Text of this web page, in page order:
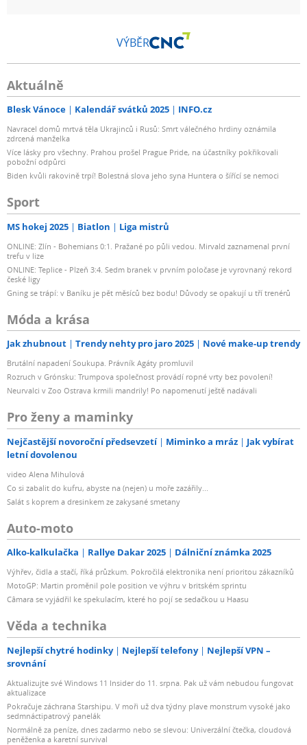
VÝBĚR
Aktuálně
Blesk Vánoce Kalendář svátků 2025 INFO.cz
Navracel domů mrtvá těla Ukrajinců i Rusů: Smrt válečného hrdiny oznámila
zdrcená manželka
Více lásky pro všechny. Prahou prošel Prague Pride, na účastníky pokřikovali
pobožní odpůrci
Biden kvůli rakovině trpí! Bolestná slova jeho syna Huntera o šířící se nemoci
Sport
MS hokej 2025 Biatlon Liga mistrů
ONLINE: Zlín - Bohemians 0:1. Pražané po půli vedou. Mirvald zaznamenal první
trefu v lize
ONLINE: Teplice - Plzeň 3:4. Sedm branek v prvním poločase je vyrovnaný rekord
české ligy
Gning se trápí: v Baníku je pět měsíců bez bodu! Důvody se opakují u tří trenérů
Móda a krása
Jak zhubnout Trendy nehty pro jaro 2025 Nové make-up trendy
Brutální napadení Soukupa. Právník Agáty promluvil
Rozruch v Grónsku: Trumpova společnost provádí ropné vrty bez povolení!
Neurvalci v Zoo Ostrava krmili mandrily! Po napomenutí ještě nadávali
Pro ženy a maminky
Nejčastější novoroční předsevzetí Miminko a mráz
Jak vybírat
letní dovolenou
video Alena Mihulová
Co si zabalit do kufru, abyste na (nejen) u moře zazářily...
Salát s koprem a dresinkem ze zakysané smetany
Auto-moto
Alko-kalkulačka Rallye Dakar 2025 Dálniční známka 2025
Výhřev, čidla a stačí, říká průzkum. Pokročilá elektronika není prioritou zákazníků
MotoGP: Martin proměnil pole position ve výhru v britském sprintu
Câmara se vyjádřil ke spekulacím, které ho pojí se sedačkou u Haasu
Věda a technika
Nejlepší chytré hodinky Nejlepší telefony
Nejlepší VPN –
srovnání
Aktualizujte své Windows 11 Insider do 11. srpna. Pak už vám nebudou fungovat
aktualizace
Pokračuje záchrana Starshipu. V moři už dva týdny plave monstrum vysoké jako
sedmnáctipatrový panelák
Normálně za peníze, dnes zadarmo nebo se slevou: Univerzální čtečka, cloudová
peněženka a karetní survival